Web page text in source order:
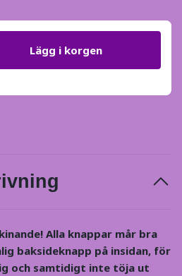
Lägg i korgen
Alla knappar mår bra
baksideknapp på insidan, för
och samtidigt inte töja ut